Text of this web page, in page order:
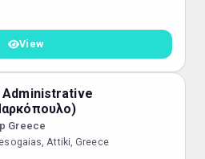
View
Administrative
Greece
Attiki, Greece